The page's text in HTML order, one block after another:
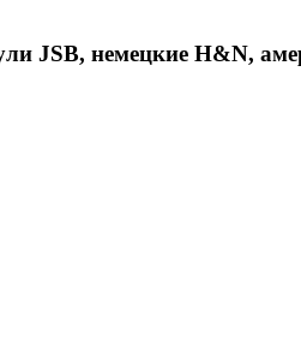
JSB, немецкие H&N,